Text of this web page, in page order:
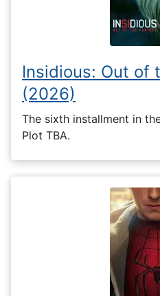
Insidious: Out of
(2026)
The sixth installment in
Plot TBA.